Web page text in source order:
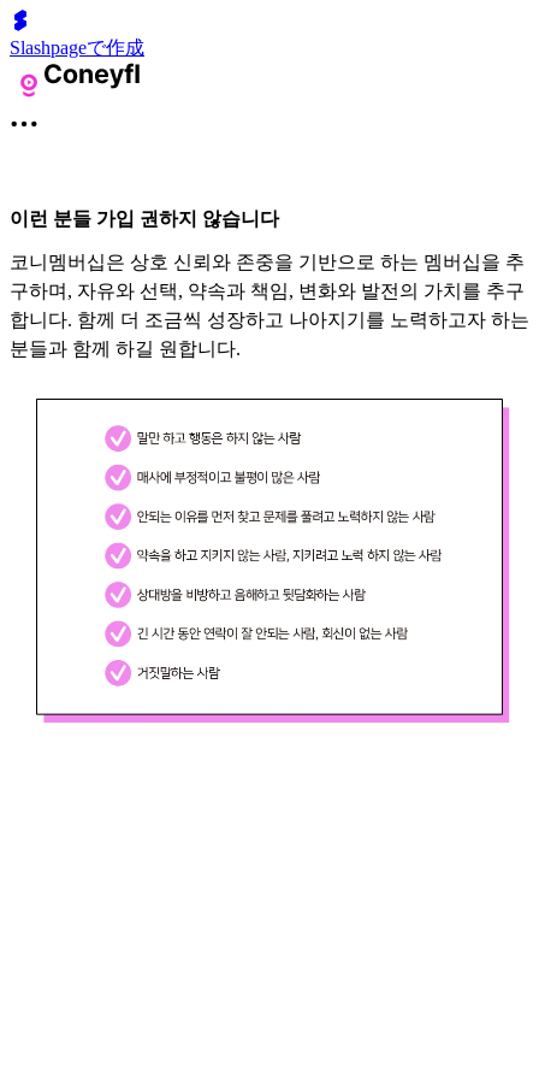
Slashpageで作成
이런 분들 가입 권하지 않습니다
코니멤버십은 상호 신뢰와 존중을 기반으로 하는 멤버십을 추
구하며, 자유와 선택, 약속과 책임, 변화와 발전의 가치를 추구
합니다. 함께 더 조금씩 성장하고 나아지기를 노력하고자 하는
분들과 함께 하길 원합니다.